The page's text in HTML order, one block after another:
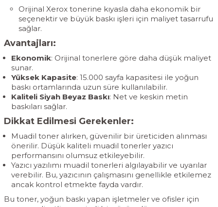
Orijinal Xerox tonerine kıyasla daha ekonomik bir
seçenektir ve büyük baskı işleri için maliyet tasarrufu
sağlar.
Avantajları:
Ekonomik: Orijinal tonerlere göre daha düşük maliyet
sunar.
Yüksek Kapasite: 15.000 sayfa kapasitesi ile yoğun
baskı ortamlarında uzun süre kullanılabilir.
Kaliteli Siyah Beyaz Baskı: Net ve keskin metin
baskıları sağlar.
Dikkat Edilmesi Gerekenler:
Muadil toner alırken, güvenilir bir üreticiden alınması
önerilir. Düşük kaliteli muadil tonerler yazıcı
performansını olumsuz etkileyebilir.
Yazıcı yazılımı muadil tonerleri algılayabilir ve uyarılar
verebilir. Bu, yazıcının çalışmasını genellikle etkilemez
ancak kontrol etmekte fayda vardır.
Bu toner, yoğun baskı yapan işletmeler ve ofisler için